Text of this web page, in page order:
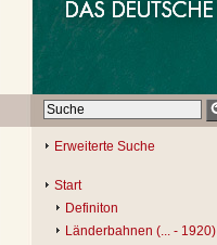
Erweiterte Suche
Start
Definiton
Länderbahnen (... - 1920)